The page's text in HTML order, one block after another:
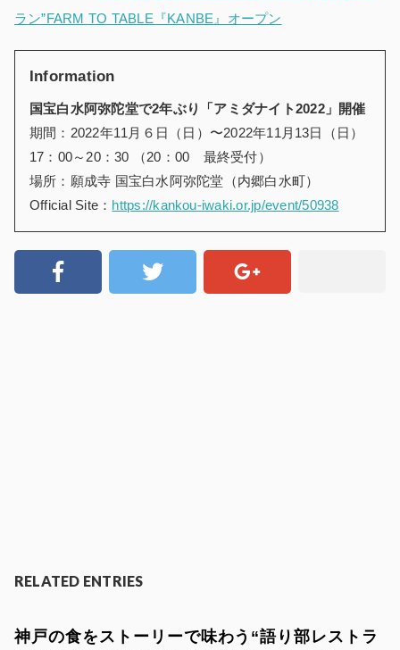
ラン”FARM TO TABLE『KANBE』オープン
Information
国宝白水阿弥陀堂で2年ぶり「アミダナイト2022」開催
期間：2022年11月６日（日）〜2022年11月13日（日）
17：00～20：30 （20：00 最終受付）
場所：願成寺 国宝白水阿弥陀堂（内郷白水町）
Official Site： https://kankou-iwaki.or.jp/event/50938
RELATED ENTRIES
神戸の食をストーリーで味わう“語り部レストラ